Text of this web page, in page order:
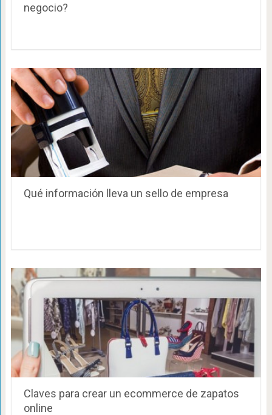
negocio?
Qué información lleva un sello de empresa
Claves para crear un ecommerce de zapatos
online